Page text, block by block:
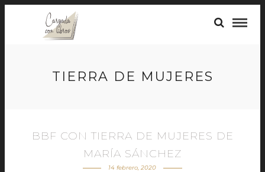
TIERRA DE MUJERES
BBF CON TIERRA DE MUJERES DE
MARÍA SÁNCHEZ
14 febrero, 2020